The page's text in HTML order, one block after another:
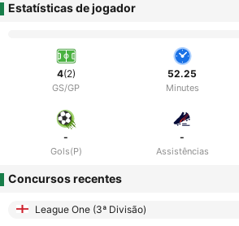
Estatísticas de jogador
4(2)
GS/GP
52.25
Minutes
-
Gols(P)
-
Assistências
Concursos recentes
League One (3ª Divisão)